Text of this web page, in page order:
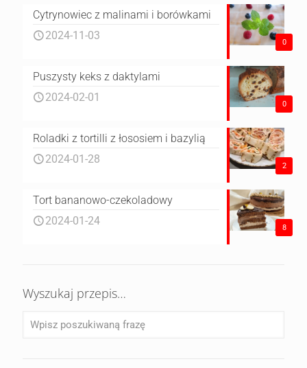
0
Cytrynowiec z malinami i borówkami
2024-11-03
0
Puszysty keks z daktylami
2024-02-01
2
Roladki z tortilli z łososiem i bazylią
2024-01-28
8
Tort bananowo-czekoladowy
2024-01-24
Wyszukaj przepis…